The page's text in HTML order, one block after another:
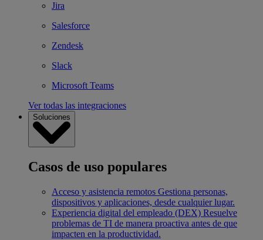
Jira
Salesforce
Zendesk
Slack
Microsoft Teams
Ver todas las integraciones
Soluciones
Casos de uso populares
Acceso y asistencia remotos Gestiona personas,
dispositivos y aplicaciones, desde cualquier lugar.
Experiencia digital del empleado (DEX) Resuelve
problemas de TI de manera proactiva antes de que
impacten en la productividad.